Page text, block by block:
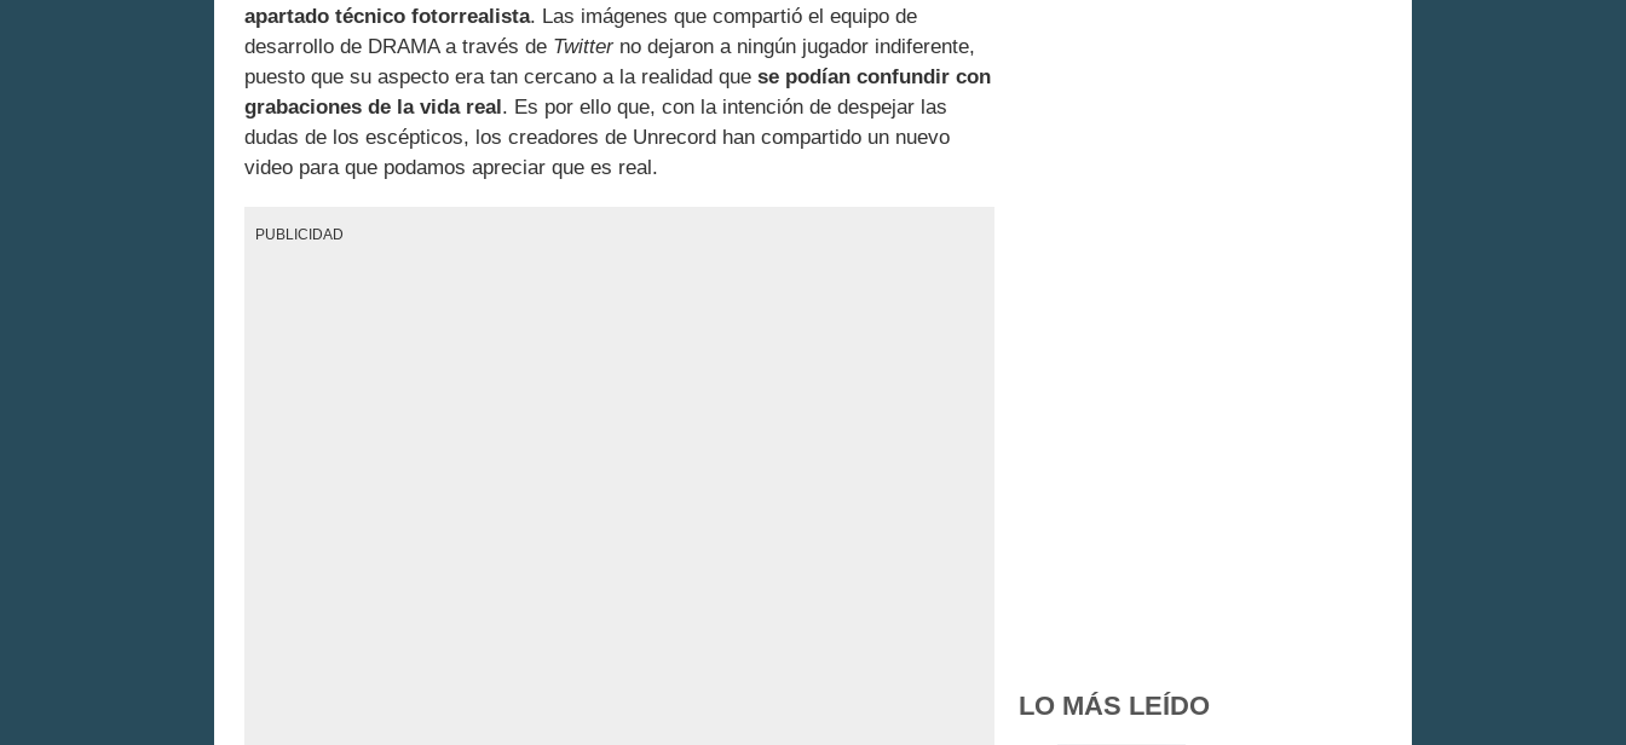
apartado técnico fotorrealista. Las imágenes que compartió el equipo de
desarrollo de DRAMA a través de Twitterno dejaron a ningún jugador indiferente,
puesto que su aspecto era tan cercano a la realidad que se podían confundir con
grabaciones de la vida real . Es por ello que, con la intención de despejar las
dudas de los escépticos, los creadores de Unrecord han compartido un nuevo
video para que podamos apreciar que es real.
PUBLICIDAD
LO MÁS LEÍDO